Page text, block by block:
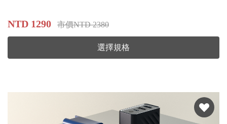
NTD 1290 市價NTD 2380
選擇規格